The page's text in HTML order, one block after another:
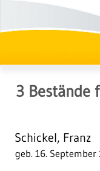
3 Bestände
Schickel, Franz
geb. 16.